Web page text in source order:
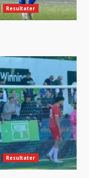
Resultater
Resultater